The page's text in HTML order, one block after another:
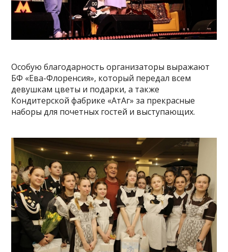
Особую благодарность организаторы выражают
БФ «Ева-Флоренсия», который передал всем
девушкам цветы и подарки, а также
Кондитерской фабрике «АтАг» за прекрасные
наборы для почетных гостей и выступающих.